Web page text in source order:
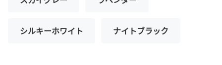
シルキーホワイト ナイトブラック